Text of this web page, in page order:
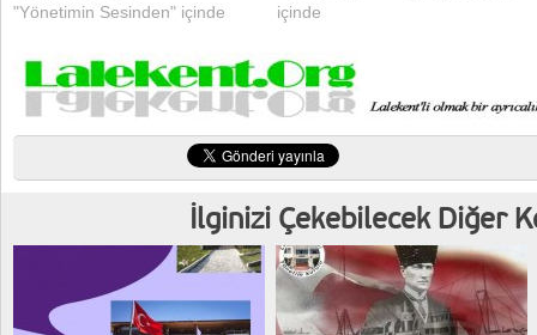
"Yönetimin Sesinden" içinde
içinde
İlginizi Çekebilecek Diğer